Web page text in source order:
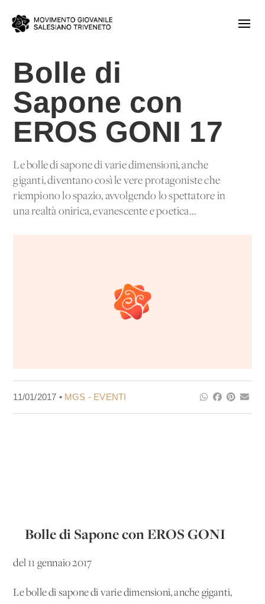
Bolle di
Sapone con
EROS GONI 17
Le bolle di sapone di varie dimensioni, anche
giganti, diventano così le vere protagoniste che
riempiono lo spazio, avvolgendo lo spettatore in
una realtà onirica, evanescente e poetica...
11/01/2017 • MGS - EVENTI
Bolle di Sapone con EROS GONI
del 11 gennaio 2017
Le bolle di sapone di varie dimensioni, anche giganti,